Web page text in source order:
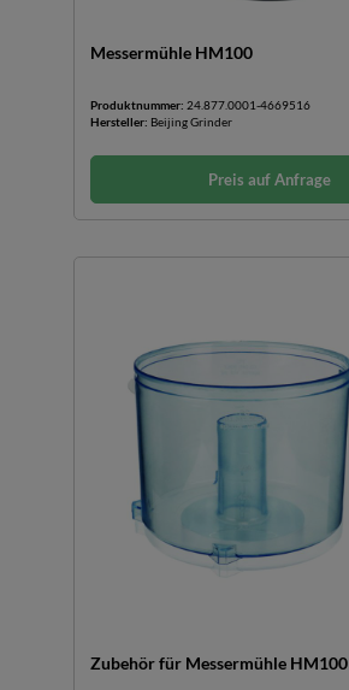
Messermühle HM100
Produktnummer: 24.877.0001-4669516
Hersteller: Beijing Grinder
Preis auf Anfrage
Zubehör für Messermühle HM100